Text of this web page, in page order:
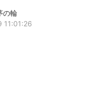
の輪